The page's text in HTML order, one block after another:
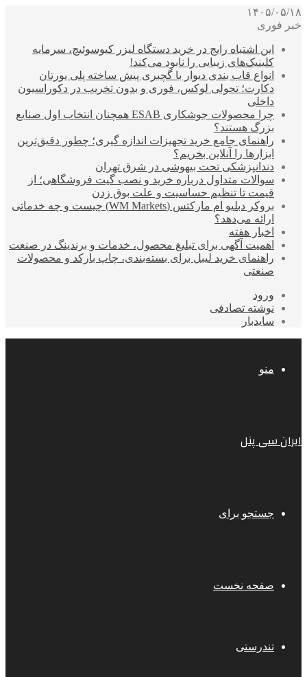
۱۴۰۵/۰۵/۱۸
خبر فوری
این اشتباه رایج در خرید دستگاه لیزر کیوسوئیچ، سرمایه
کلینیک‌های زیبایی را نابود می‌کند!
انواع قاب بندی دیوار با گچبری پیش ساخته پلی یورتان
دکارت؛ تحولی لوکس، فوری و بدون تخریب در دکوراسیون
داخلی
چرا محصولات جوشکاری ESAB همچنان انتخاب اول صنایع
بزرگ هستند؟
راهنمای جامع خرید تجهیزات اندازه گیری؛ چطور دقیق‌ترین
ابزارها را آنلاین بخریم؟
دندانپزشکی تحت بیهوشی در شرق تهران
سوالات متداول درباره خرید و نصب گیت فروشگاهی؛ از
قیمت تا تنظیم حساسیت و علت بوق زدن
بروکر دبلیو ام مارکتس (WM Markets) چیست و چه خدماتی
ارائه می‌دهد؟
اخبار هفته
اهمیت آگهی برای تبلیغ محصول، خدمات و برندینگ در صنعت
راهنمای خرید لیبل برای بسته‌بندی، چاپ بارکد و محصولات
صنعتی
ورود
نوشته تصادفی
سایدبار
منو
ایران سی پنل
جستجو برای
صفحه نخست
تندرستی